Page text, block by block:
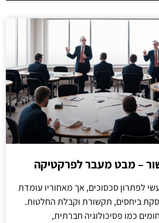
– מבט מעבר לפרקטיקה
לפתרון סכסוכים, אך מאחוריו עומדת
ביחסים, תקשורת וקבלת החלטות.
כמו פסיכולוגיה חברתית,